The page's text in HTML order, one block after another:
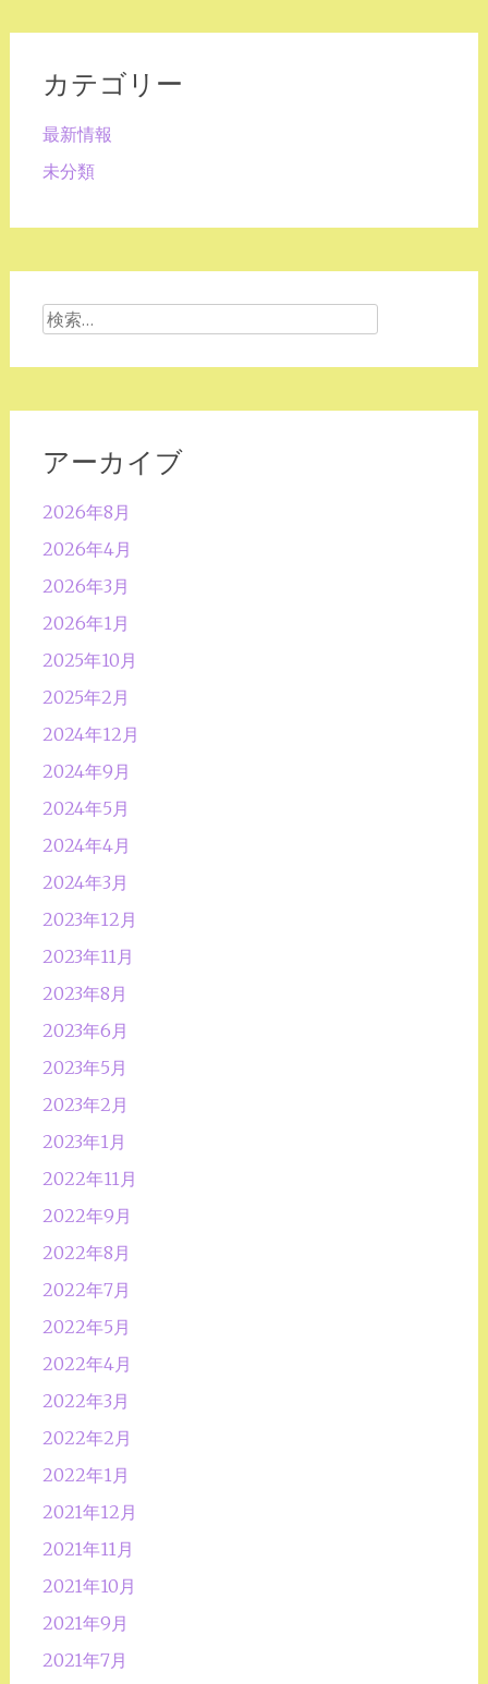
カテゴリー
最新情報
未分類
検
索:
アーカイブ
2026年8月
2026年4月
2026年3月
2026年1月
2025年10月
2025年2月
2024年12月
2024年9月
2024年5月
2024年4月
2024年3月
2023年12月
2023年11月
2023年8月
2023年6月
2023年5月
2023年2月
2023年1月
2022年11月
2022年9月
2022年8月
2022年7月
2022年5月
2022年4月
2022年3月
2022年2月
2022年1月
2021年12月
2021年11月
2021年10月
2021年9月
2021年7月